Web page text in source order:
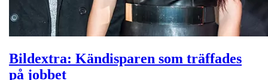
Bildextra: Kändisparen som träffades
på jobbet